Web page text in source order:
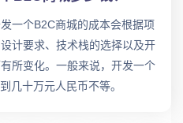
一个B2C商城的成本会根据项
计要求、技术栈的选择以及开
所变化。一般来说，开发一个
几十万元人民币不等。